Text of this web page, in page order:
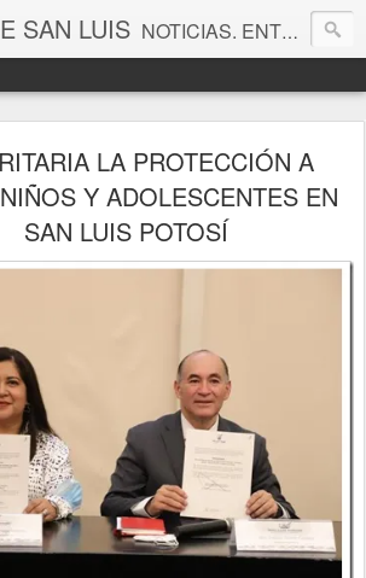
SAN LUIS NOTICIAS. ENTRETENIMIENTO. EDITORIALES. CANAL DE VÍDEOS. GALERÍA DE FOTOGRAFÍAS.
LA PROTECCIÓN A
Y ADOLESCENTES EN
SAN LUIS POTOSÍ